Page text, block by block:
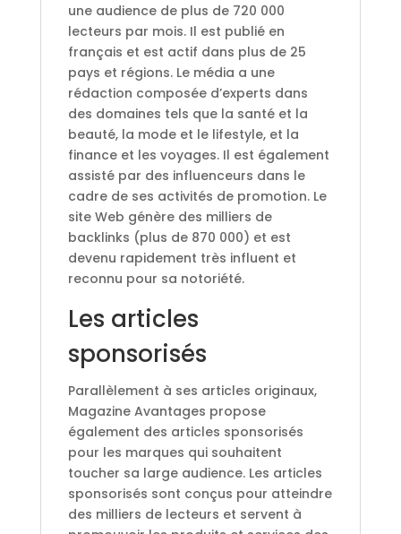
une audience de plus de 720 000
lecteurs par mois. Il est publié en
français et est actif dans plus de 25
pays et régions. Le média a une
rédaction composée d’experts dans
des domaines tels que la santé et la
beauté, la mode et le lifestyle, et la
finance et les voyages. Il est également
assisté par des influenceurs dans le
cadre de ses activités de promotion. Le
site Web génère des milliers de
backlinks (plus de 870 000) et est
devenu rapidement très influent et
reconnu pour sa notoriété.
Les articles
sponsorisés
Parallèlement à ses articles originaux,
Magazine Avantages propose
également des articles sponsorisés
pour les marques qui souhaitent
toucher sa large audience. Les articles
sponsorisés sont conçus pour atteindre
des milliers de lecteurs et servent à